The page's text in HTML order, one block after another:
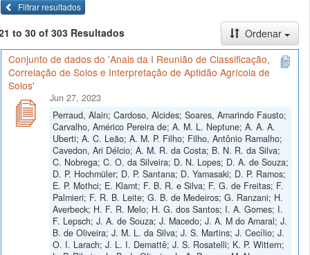
Filtrar resultados
to 30 of 303 Resultados
Ordenar
Conjunto de dados do 'Anais da I Reunião de Classificação,
Correlação de Solos e Interpretação de Aptidão Agrícola de
Solos'
Jun 27, 2023
Perraud, Alain; Cardoso, Alcides; Soares, Amarindo Fausto;
Carvalho, Américo Pereira de; A. M. L. Neptune; A. A. A.
Uberti; A. C. Leão; A. M. P. Filho; Filho, Antônio Ramalho;
Cavedon, Ari Délcio; A. M. R. da Costa; B. N. R. da Silva;
C. Nobrega; C. O. da Silveira; D. N. Lopes; D. A. de Souza;
D. P. Hochmüler; D. P. Santana; D. Yamasaki; D. P. Ramos;
E. P. Mothci; E. Klamt; F. B. R. e Silva; F. G. de Freitas; F.
Palmieri; F. R. B. Leite; G. B. de Medeiros; G. Ranzani; H.
Averbeck; H. F. R. Melo; H. G. dos Santos; I. A. Gomes; I.
F. Lepsch; J. A. de Souza; J. Macedo; J. A. M do Amaral; J.
B. de Oliveira; J. M. L. da Silva; J. S. Martins; J. Cecílio; J.
O. I. Larach; J. L. I. Demattê; J. S. Rosatelli; K. P. Wittern;